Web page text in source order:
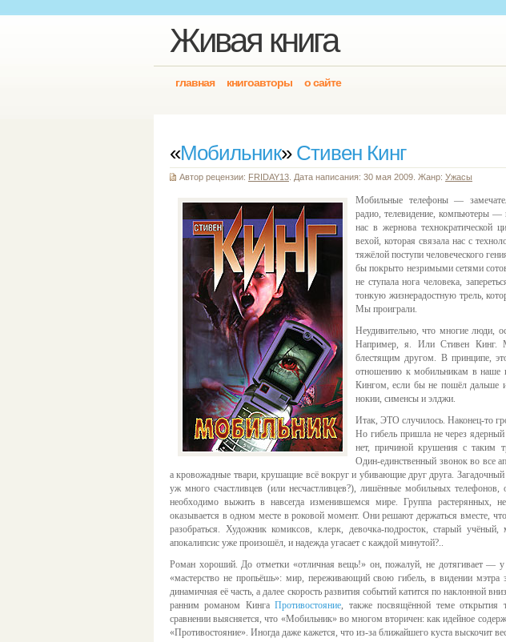
Живая книга
главная книгоавторы о сайте
«Мобильник» Стивен Кинг
Автор рецензии: FRIDAY13 . Дата написания: 30 мая 2009. Жанр: Ужасы
Мобильные телефоны —
радио, телевидение, компьютеры —
нас в жернова технократической
вехой, которая связала нас с
тяжёлой поступи человеческого
бы покрыто незримыми сетями
не ступала нога человека,
тонкую жизнерадостную трель,
Мы проиграли.
Неудивительно, что многие люди,
Например, я. Или Стивен Кинг.
блестящим другом. В принципе,
отношению к мобильникам в наше
Кингом, если бы не пошёл дальше
нокии, сименсы и элджи.
Итак, ЭТО случилось. Наконец-то
Но гибель пришла не через
нет, причиной крушения с таким
Один-единственный звонок во все
а кровожадные твари, крушащие всё вокруг и убивающие друг друга. Загадочный
уж много счастливцев (или несчастливцев?), лишённые мобильных
необходимо выжить в навсегда изменившемся мире. Группа растерянных,
оказывается в одном месте в роковой момент. Они решают держаться вместе,
разобраться. Художник комиксов, клерк, девочка-подросток, старый
апокалипсис уже произошёл, и надежда угасает с каждой минутой?..
Роман хороший. До отметки «отличная вещь!» он, пожалуй, не дотягивает —
«мастерство не пропьёшь»: мир, переживающий свою гибель, в видении
динамичная её часть, а далее скорость развития событий катится по наклонной
ранним романом КингаПротивостояние, также посвящённой теме открытия
сравнении выясняется, что «Мобильник» во многом вторичен: как идейное
«Противостояние». Иногда даже кажется, что из-за ближайшего куста выскочит